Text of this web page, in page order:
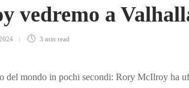
vedremo a
3 min read
del mondo in pochi secondi: Rory McIlroy ha